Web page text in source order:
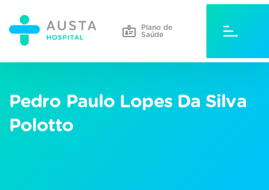
Plano de
Saúde
Pedro Paulo Lopes Da Silva
Polotto